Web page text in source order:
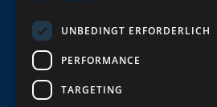
Melde dich jetzt zum Newsletter an
erste Bestellung.
Deine Email
UNBEDINGT ERFORDERLICH
PERFORMANCE
TARGETING